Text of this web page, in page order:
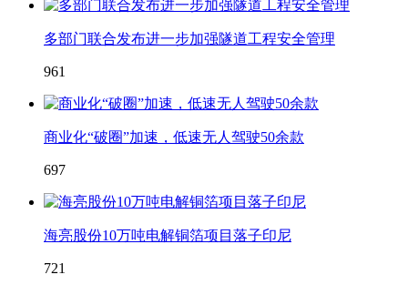
多部门联合发布进一步加强隧道工程安全管理
961
商业化“破圈”加速，低速无人驾驶50余款
697
海亮股份10万吨电解铜箔项目落子印尼
721